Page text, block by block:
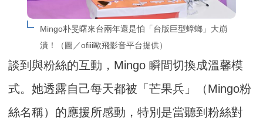
Mingo朴旻曙來台兩年還是怕「台版巨型蟑螂」大崩
潰！（圖／ofiii歐飛影音平台提供）
談到與粉絲的互動，Mingo 瞬間切換成溫馨模
式。她透露自己每天都被「芒果兵」（Mingo粉
絲名稱）的應援所感動，特別是當聽到粉絲對